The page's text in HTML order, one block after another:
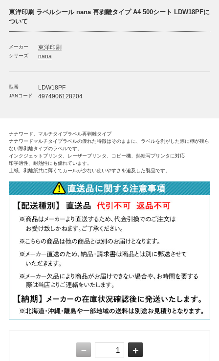
東洋印刷 ラベルシール nana 再剥離タイプ A4 500シート LDW18PFに
ついて
メーカー 東洋印刷
シリーズ nana
型番 LDW18PF
JANコード 4974906128204
ナナワード、マルチタイプラベル再剥離タイプ
ナナワードマルチタイプラベルの優れた特徴はそのままに、ラベルを剥がした際に糊が残ら
ない際剥離タイプのラベルです。
インクジェットプリンタ、レーザープリンタ、コピー機、熱転写プリンタに対応
印字適性、耐熱性にも優れています。
上紙、剥離紙共に薄くてカールが少ない使いやすさを追及した製品です。
－ ＋